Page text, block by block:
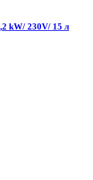
kW/ 230V/ 15 л